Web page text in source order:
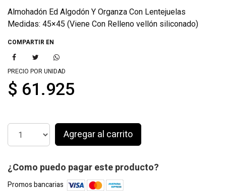
Almohadón Ed Algodón Y Organza Con Lentejuelas
Medidas: 45×45 (Viene Con Relleno vellón siliconado)
COMPARTIR EN
PRECIO POR UNIDAD
$ 61.925
Agregar al carrito
¿Como puedo pagar este producto?
Promos bancarias